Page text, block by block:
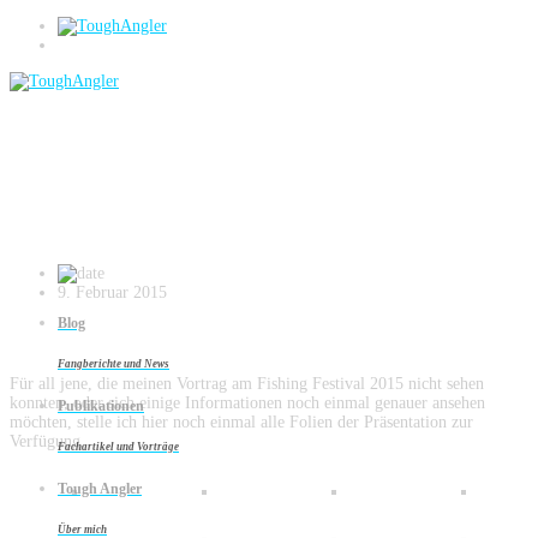
Blog
Fangberichte und News
Publikationen
Fachartikel und Vorträge
Tough Angler
Über mich
9. Februar 2015
Für all jene, die meinen Vortrag am Fishing Festival 2015 nicht sehen
konnten, oder sich einige Informationen noch einmal genauer ansehen
möchten, stelle ich hier noch einmal alle Folien der Präsentation zur
Verfügung.